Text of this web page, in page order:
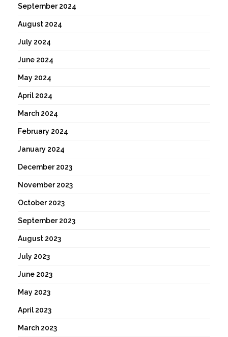
September 2024
August 2024
July 2024
June 2024
May 2024
April 2024
March 2024
February 2024
January 2024
December 2023
November 2023
October 2023
September 2023
August 2023
July 2023
June 2023
May 2023
April 2023
March 2023